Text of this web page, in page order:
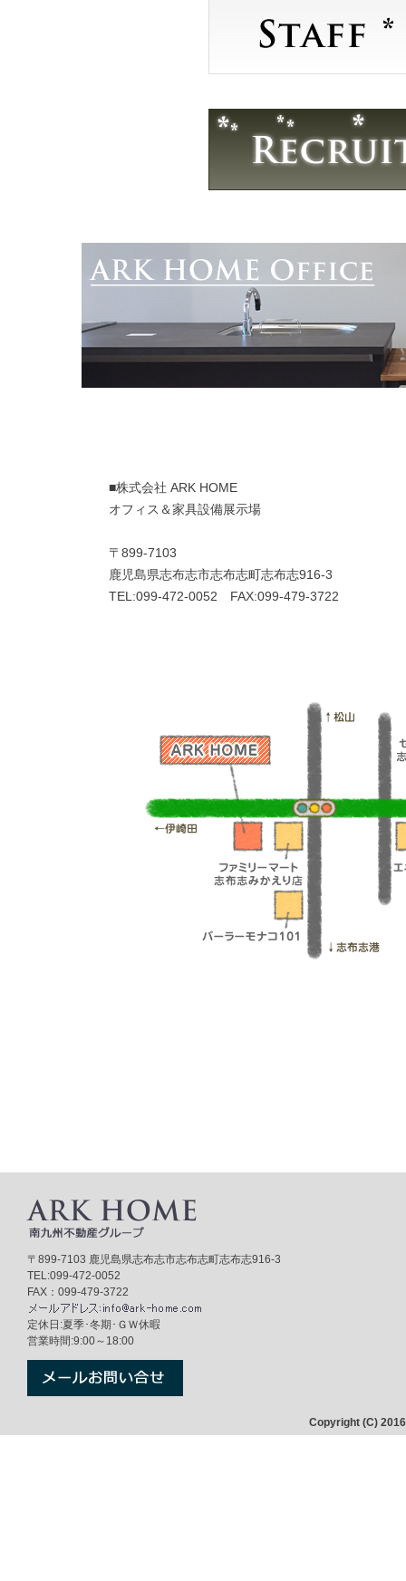
■株式会社 ARK HOME
オフィス＆家具設備展示場
〒899-7103
鹿児島県志布志市志布志町志布志916-3
TEL:099-472-0052 FAX:099-479-3722
〒899-7103 鹿児島県志布志市志布志町志布志916-3
TEL:099-472-0052
FAX：099-479-3722
定休日:夏季･冬期･ＧＷ休暇
営業時間:9:00～18:00
Copyright (C)